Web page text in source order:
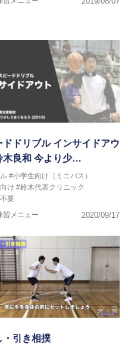
ドドリブル インサイドアウ
木良和 今より少…
#小学生向け（ミニバス）
け #鈴木代表クリニック
要
習メニュー
2020/09/17
・引き相撲